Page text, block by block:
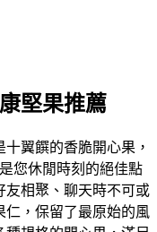
堅果推薦
翼饌的香脆開心果，
您休閒時刻的絕佳點
友相聚、聊天時不可或
仁，保留了最原始的風